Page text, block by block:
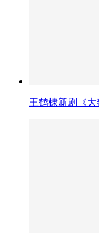
王鹤棣新剧《